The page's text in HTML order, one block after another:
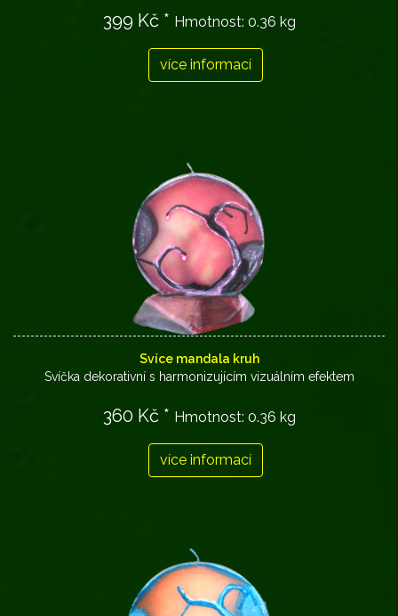
399 Kč * Hmotnost: 0.36 kg
více informací
Svíce mandala kruh
Svíčka dekorativní s harmonizujícím vizuálním efektem
360 Kč * Hmotnost: 0.36 kg
více informací